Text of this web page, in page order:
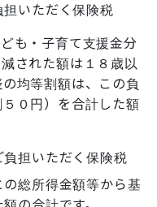
いただく保険税
も・子育て支援金分
された額は１８歳以
均等割額は、この負
０円）を合計した額
担いただく保険税
総所得金額等から基